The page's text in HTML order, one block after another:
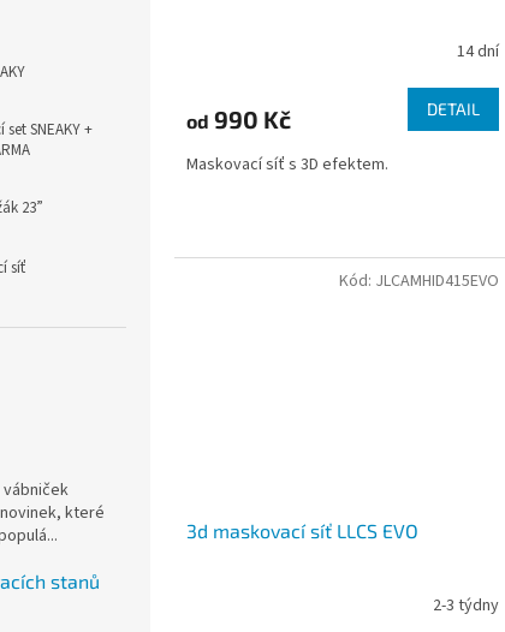
SNEAKY +
23”
síť
které
stanů
14 dní
od 990 Kč DETAIL
Maskovací síť s 3D efektem.
3d maskovací síť LLCS EVO
2-3 týdny
Kód: JLCAMHID415EVO